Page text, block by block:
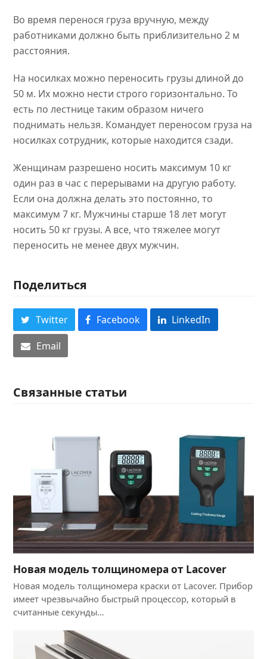
Во время перенося груза вручную, между
работниками должно быть приблизительно 2 м
расстояния.
На носилках можно переносить грузы длиной до
50 м. Их можно нести строго горизонтально. То
есть по лестнице таким образом ничего
поднимать нельзя. Командует переносом груза на
носилках сотрудник, которые находится сзади.
Женщинам разрешено носить максимум 10 кг
один раз в час с перерывами на другую работу.
Если она должна делать это постоянно, то
максимум 7 кг. Мужчины старше 18 лет могут
носить 50 кг грузы. А все, что тяжелее могут
переносить не менее двух мужчин.
Поделиться
Twitter Facebook
LinkedIn
Email
Связанные статьи
Новая модель толщиномера от Lacover
Новая модель толщиномера краски от Lacover. Прибор
имеет чрезвычайно быстрый процессор, который в
считанные секунды…